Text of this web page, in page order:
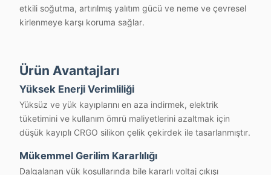
etkili soğutma, artırılmış yalıtım gücü ve neme ve çevresel
kirlenmeye karşı koruma sağlar.
Ürün Avantajları
Yüksek Enerji Verimliliği
Yüksüz ve yük kayıplarını en aza indirmek, elektrik
tüketimini ve kullanım ömrü maliyetlerini azaltmak için
düşük kayıplı CRGO silikon çelik çekirdek ile tasarlanmıştır.
Mükemmel Gerilim Kararlılığı
Dalgalanan yük koşullarında bile kararlı voltaj çıkışı